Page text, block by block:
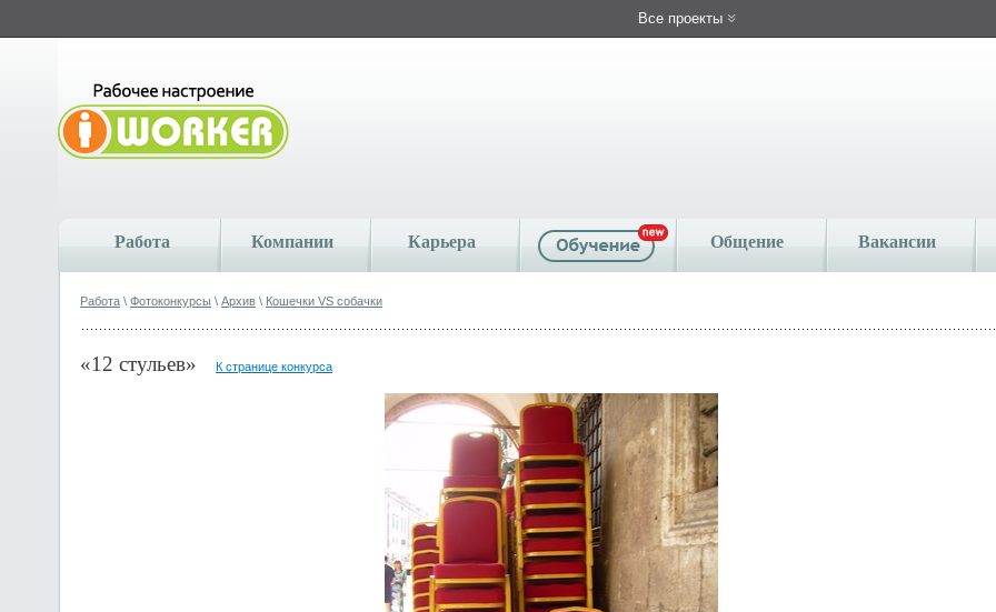
Все проекты
Работа Компании Карьера Общение Вакансии
Работа \ Фотоконкурсы \ Архив \ Кошечки VS собачки
«12 стульев» К странице конкурса